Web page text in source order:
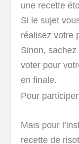
une recette
Si le sujet
réalisez votre
Sinon,
voter pour
en finale.
Pour
Mais pour
recette de